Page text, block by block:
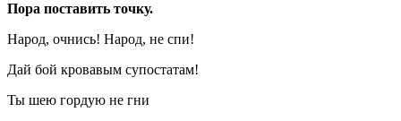
Пора поставить точку.
Народ, очнись! Народ, не спи!
Дай бой кровавым супостатам!
Ты шею гордую не гни